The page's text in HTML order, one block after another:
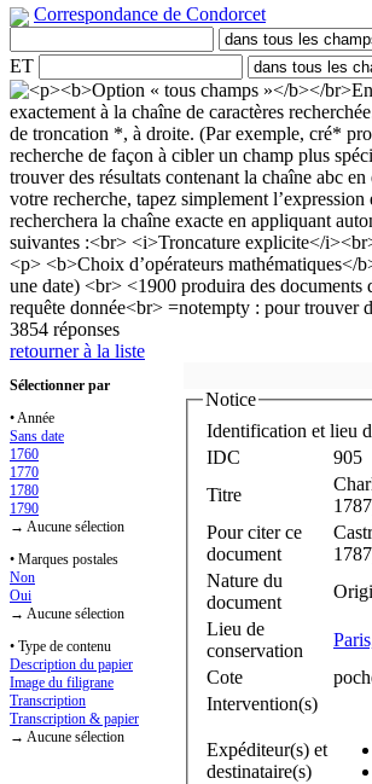
Correspondance de Condorcet
ET
3854 réponses
retourner à la liste
Sélectionner par
• Année
Sans date
1760
1770
1780
1790
→ Aucune sélection
• Marques postales
Non
Oui
→ Aucune sélection
• Type de contenu
Description du papier
Image du filigrane
Transcription
Transcription & papier
→ Aucune sélection
Notice
Identification et lieu
IDC
905
Titre
Pour citer ce
document
Nature du
document
Lieu de
conservation
Cote
Intervention(s)
Expéditeur(s) et
destinataire(s)